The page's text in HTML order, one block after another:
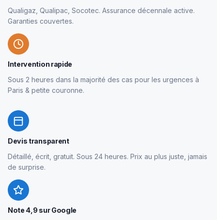
Qualigaz, Qualipac, Socotec. Assurance décennale active.
Garanties couvertes.
Intervention rapide
Sous 2 heures dans la majorité des cas pour les urgences à
Paris & petite couronne.
Devis transparent
Détaillé, écrit, gratuit. Sous 24 heures. Prix au plus juste, jamais
de surprise.
Note 4,9 sur Google